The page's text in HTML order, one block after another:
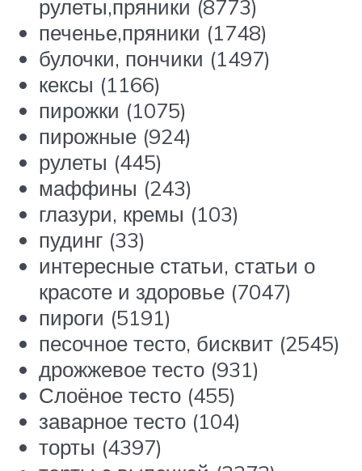
рулеты,пряники (8773)
печенье,пряники (1748)
булочки, пончики (1497)
кексы (1166)
пирожки (1075)
пирожные (924)
рулеты (445)
маффины (243)
глазури, кремы (103)
пудинг (33)
интересные статьи, статьи о
красоте и здоровье (7047)
пироги (5191)
песочное тесто, бисквит (2545)
дрожжевое тесто (931)
Слоёное тесто (455)
заварное тесто (104)
торты (4397)